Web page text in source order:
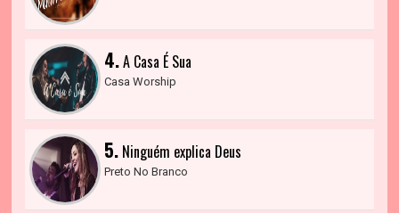
4.A Casa É Sua
Casa Worship
5. Ninguém explica Deus
Preto No Branco